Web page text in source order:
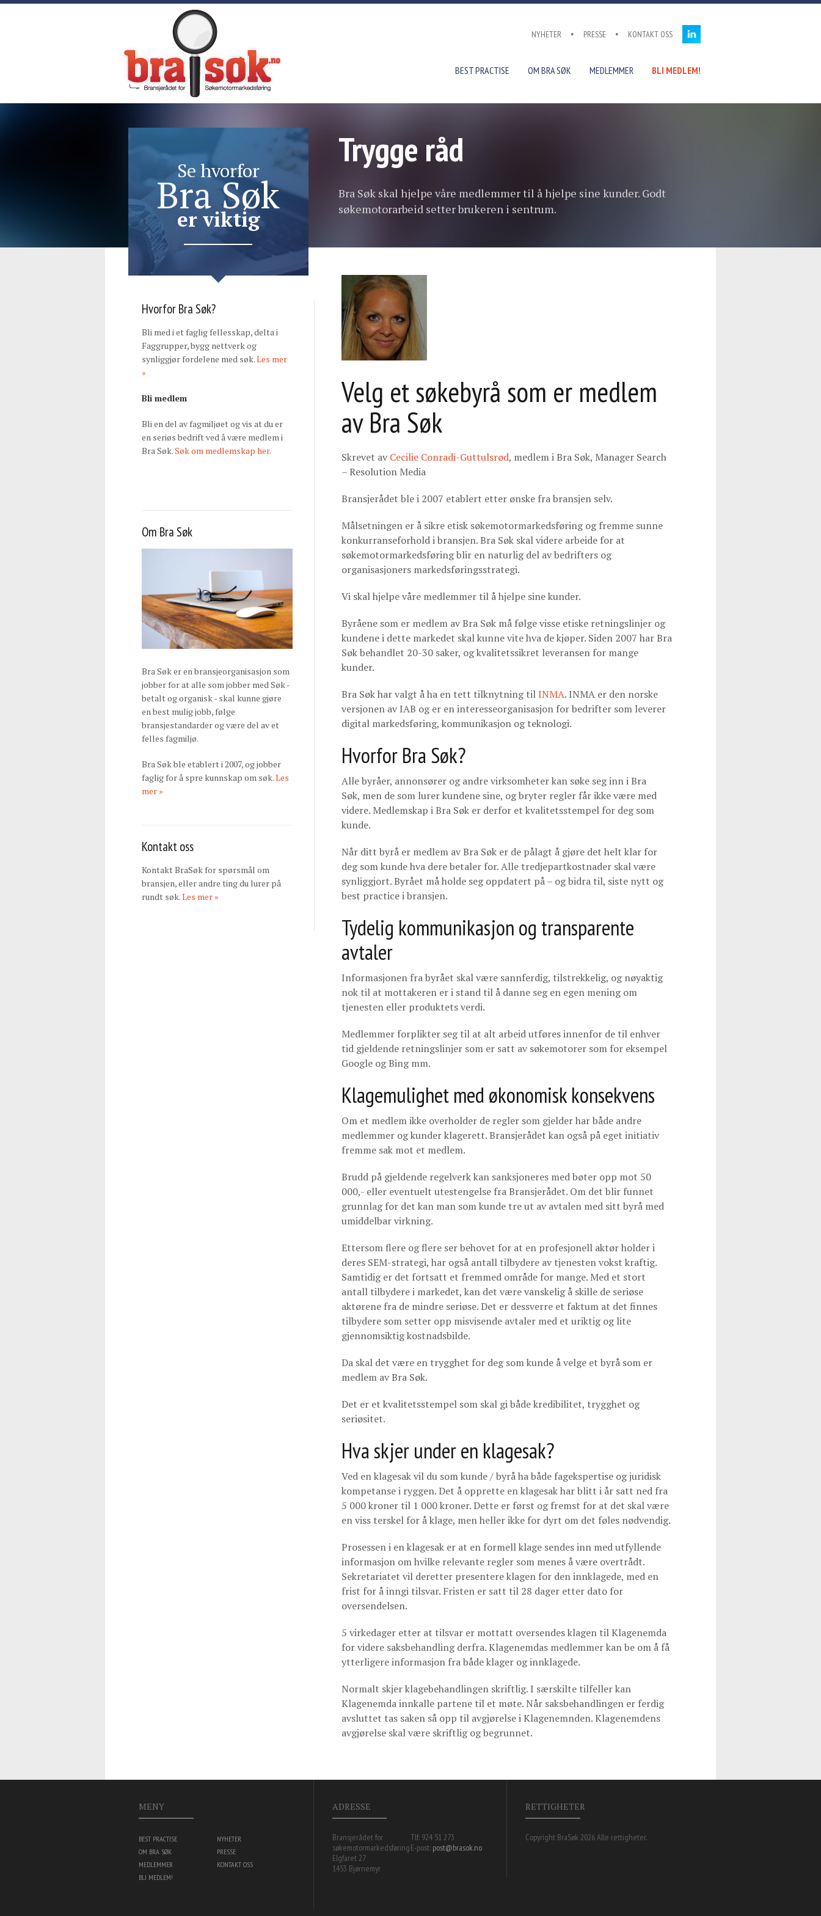
NYHETER PRESSE KONTAKT OSS
BEST PRACTISE OM BRA SØK MEDLEMMER BLI MEDLEM!
Se hvorfor
Bra Søk
er viktig
Trygge råd
Bra Søk skal hjelpe våre medlemmer til å hjelpe sine kunder. Godt
søkemotorarbeid setter brukeren i sentrum.
Hvorfor Bra Søk?
Bli med i et faglig fellesskap, delta i
Faggrupper, bygg nettverk og
synliggjør fordelene med søk.Les mer
»
Bli medlem
Bli en del av fagmiljøet og vis at du er
en seriøs bedrift ved å være medlem i
Bra Søk.Søk om medlemskap her.
Om Bra Søk
Bra Søk er en bransjeorganisasjon som
jobber for at alle som jobber med Søk -
betalt og organisk - skal kunne gjøre
en best mulig jobb, følge
bransjestandarder og være del av et
felles fagmiljø.
Bra Søk ble etablert i 2007, og jobber
faglig for å spre kunnskap om søk.Les
mer »
Kontakt oss
Kontakt BraSøk for spørsmål om
bransjen, eller andre ting du lurer på
rundt søk.Les mer »
Velg et søkebyrå som er medlem
av Bra Søk
Skrevet av Cecilie Conradi-Guttulsrød, medlem i Bra Søk, Manager Search
– Resolution Media
Bransjerådet ble i 2007 etablert etter ønske fra bransjen selv.
Målsetningen er å sikre etisk søkemotormarkedsføring og fremme sunne
konkurranseforhold i bransjen. Bra Søk skal videre arbeide for at
søkemotormarkedsføring blir en naturlig del av bedrifters og
organisasjoners markedsføringsstrategi.
Vi skal hjelpe våre medlemmer til å hjelpe sine kunder.
Byråene som er medlem av Bra Søk må følge visse etiske retningslinjer og
kundene i dette markedet skal kunne vite hva de kjøper. Siden 2007 har Bra
Søk behandlet 20-30 saker, og kvalitetssikret leveransen for mange
kunder.
Bra Søk har valgt å ha en tett tilknytning tilINMA. INMA er den norske
versjonen av IAB oger en interesseorganisasjon for bedrifter som leverer
digital markedsføring, kommunikasjon og teknologi.
Hvorfor Bra Søk?
Alle byråer, annonsører og andre virksomheter kan søke seg inn i Bra
Søk, men de som lurer kundene sine, og bryter regler får ikke være med
videre. Medlemskap i Bra Søk er derfor et kvalitetsstempel for deg som
kunde.
Når ditt byrå er medlem av Bra Søk er de pålagt å gjøre det helt klar for
deg som kunde hva dere betaler for. Alle tredjepartkostnader skal være
synliggjort. Byrået må holde seg oppdatert på – og bidra til, siste nytt og
best practice i bransjen.
Tydelig kommunikasjon og transparente
avtaler
Informasjonen fra byrået skal være sannferdig, tilstrekkelig, og nøyaktig
nok til at mottakeren er i stand til å danne seg en egen mening om
tjenesten eller produktets verdi.
Medlemmer forplikter seg til at alt arbeid utføres innenfor de til enhver
tid gjeldende retningslinjer som er satt av søkemotorer som for eksempel
Google og Bing mm.
Klagemulighet med økonomisk konsekvens
Om et medlem ikke overholder de regler som gjelder har både andre
medlemmer og kunder klagerett. Bransjerådet kan også på eget initiativ
fremme sak mot et medlem.
Brudd på gjeldende regelverk kan sanksjoneres med bøter opp mot 50
000,- eller eventuelt utestengelse fra Bransjerådet. Om det blir funnet
grunnlag for det kan man som kunde tre ut av avtalen med sitt byrå med
umiddelbar virkning.
Ettersom flere og flere ser behovet for at en profesjonell aktør holder i
deres SEM-strategi, har også antall tilbydere av tjenesten vokst kraftig.
Samtidig er det fortsatt et fremmed område for mange. Med et stort
antall tilbydere i markedet, kan det være vanskelig å skille de seriøse
aktørene fra de mindre seriøse. Det er dessverre et faktum at det finnes
tilbydere som setter opp misvisende avtaler med et uriktig og lite
gjennomsiktig kostnadsbilde.
Da skal det være en trygghet for deg som kunde å velge et byrå som er
medlem av Bra Søk.
Det er et kvalitetsstempel som skal gi både kredibilitet, trygghet og
seriøsitet.
Hva skjer under en klagesak?
Ved en klagesak vil du som kunde / byrå ha både fagekspertise og juridisk
kompetanse i ryggen. Det å opprette en klagesak har blitt i år satt ned fra
5 000 kroner til 1 000 kroner. Dette er først og fremst for at det skal være
en viss terskel for å klage, men heller ikke for dyrt om det føles nødvendig.
Prosessen i en klagesak er at en formell klage sendes inn med utfyllende
informasjon om hvilke relevante regler som menes å være overtrådt.
Sekretariatet vil deretter presentere klagen for den innklagede, med en
frist for å inngi tilsvar. Fristen er satt til 28 dager etter dato for
oversendelsen.
5 virkedager etter at tilsvar er mottatt oversendes klagen til Klagenemda
for videre saksbehandling derfra. Klagenemdas medlemmer kan be om å få
ytterligere informasjon fra både klager og innklagede.
Normalt skjer klagebehandlingen skriftlig. I særskilte tilfeller kan
Klagenemda innkalle partene til et møte. Når saksbehandlingen er ferdig
avsluttet tas saken så opp til avgjørelse i Klagenemnden. Klagenemdens
avgjørelse skal være skriftlig og begrunnet.
MENY
BEST PRACTISE
OM BRA SØK
MEDLEMMER
BLI MEDLEM!
NYHETER
PRESSE
KONTAKT OSS
ADRESSE
Bransjerådet for
søkemotormarkedsføring
Elgfaret 27
1453 Bjørnemyr
Tlf: 924 51 273
E-post: post@brasok.no
RETTIGHETER
Copyright BraSøk 2026 Alle rettigheter.